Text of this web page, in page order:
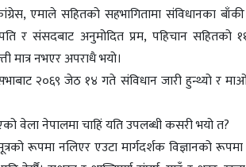
एमाले सहितको सहभागितामा संविधानका
र संसदबाट अनुमोदित प्रम, पहिचान
मात्र नभएर अपराधै भयो।
२०६९ जेठ १४ गते संविधान जारी हुन्थ्यो र
वेला नेपालमा चाहिं यति उपलब्धी कसरी भयो त?
रूपमा नलिएर एउटा मार्गदर्शक विज्ञानको